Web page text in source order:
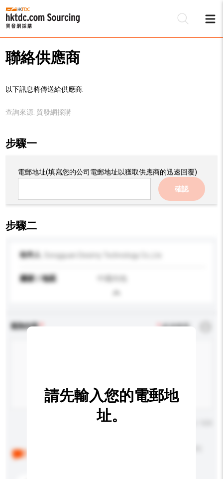
聯絡供應商
以下訊息將傳送給供應商:
查詢來源: 貿發網採購
步驟一
電郵地址(填寫您的公司電郵地址以獲取供應商的迅速回覆)
確認
步驟二
收件人 Dongguan Desimy Technology Co.,Lts
國家 / 地區
查詢內容 *必須填寫
請先輸入您的電郵地
址。